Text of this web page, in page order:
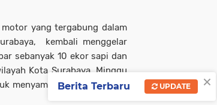
yang tergabung dalam
kembali menggelar
sebanyak 10 ekor sapi dan
Kota Surabaya, Minggu
menyambutIdul Adha 1441
×
Berita Terbaru UPDATE